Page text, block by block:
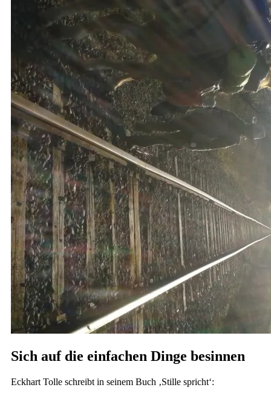
Sich auf die einfachen Dinge besinnen
Eckhart Tolle schreibt in seinem Buch ‚Stille spricht‘: